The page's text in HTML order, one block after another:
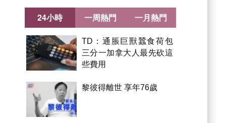
24小時
TD：通脹巨獸蠶食荷包
三分一加拿大人最先砍這
些費用
黎彼得離世 享年76歲
一周熱門 一月熱門